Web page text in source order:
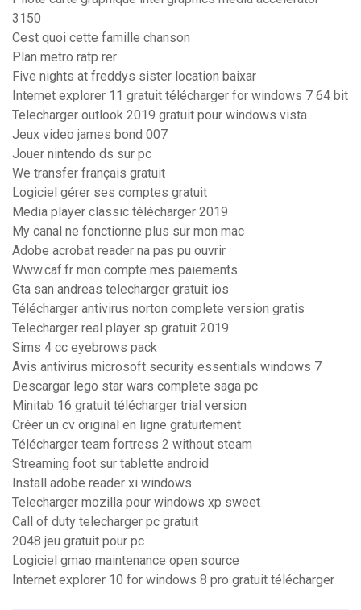
3150
Cest quoi cette famille chanson
Plan metro ratp rer
Five nights at freddys sister location baixar
Internet explorer 11 gratuit télécharger for windows 7 64 bit
Telecharger outlook 2019 gratuit pour windows vista
Jeux video james bond 007
Jouer nintendo ds sur pc
We transfer français gratuit
Logiciel gérer ses comptes gratuit
Media player classic télécharger 2019
My canal ne fonctionne plus sur mon mac
Adobe acrobat reader na pas pu ouvrir
Www.caf.fr mon compte mes paiements
Gta san andreas telecharger gratuit ios
Télécharger antivirus norton complete version gratis
Telecharger real player sp gratuit 2019
Sims 4 cc eyebrows pack
Avis antivirus microsoft security essentials windows 7
Descargar lego star wars complete saga pc
Minitab 16 gratuit télécharger trial version
Créer un cv original en ligne gratuitement
Télécharger team fortress 2 without steam
Streaming foot sur tablette android
Install adobe reader xi windows
Telecharger mozilla pour windows xp sweet
Call of duty telecharger pc gratuit
2048 jeu gratuit pour pc
Logiciel gmao maintenance open source
Internet explorer 10 for windows 8 pro gratuit télécharger